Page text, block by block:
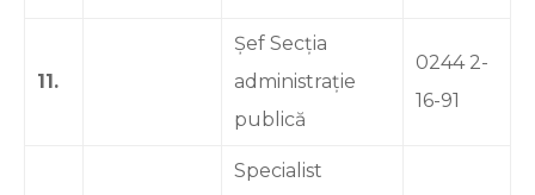
11.
Șef Secția
administrație
publică
0244 2-
16-91
Specialist